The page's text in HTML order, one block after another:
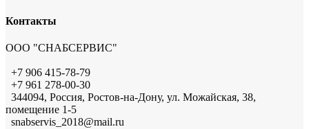
Контакты
ООО "СНАБСЕРВИС"
+7 906 415-78-79
+7 961 278-00-30
344094, Россия, Ростов-на-Дону, ул. Можайская, 38,
помещение 1-5
snabservis_2018@mail.ru